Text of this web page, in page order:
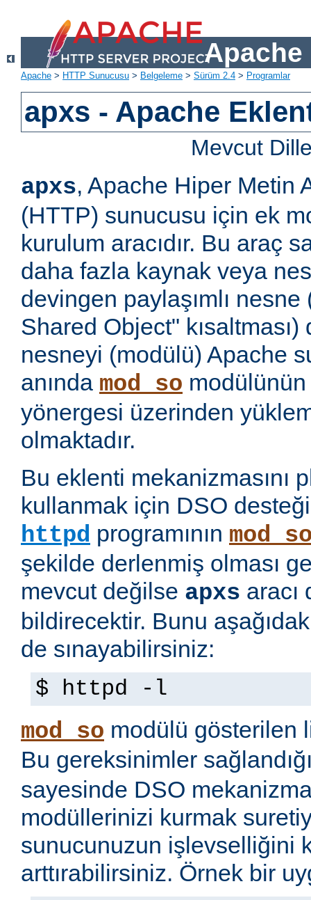
Apache
Apache > HTTP Sunucusu > Belgeleme > Sürüm 2.4 > Programlar
apxs - Apache
Mevcut
apxs, Apache Hiper Metin
(HTTP) sunucusu için ek
kurulum aracıdır. Bu araç
daha fazla kaynak veya
devingen paylaşımlı
Shared Object"
nesneyi (modülü) Apache
anında mod_so
yönergesi üzerinden
olmaktadır.
Bu eklenti mekanizmasını
kullanmak için DSO
httpd programının
şekilde derlenmiş olması
mevcut değilse apxs aracı
bildirecektir. Bunu
de sınayabilirsiniz:
$ httpd -l
mod_so modülü gösterilen
Bu gereksinimler
sayesinde DSO
modüllerinizi kurmak
sunucunuzun işlevselliğini
arttırabilirsiniz. Örnek bir